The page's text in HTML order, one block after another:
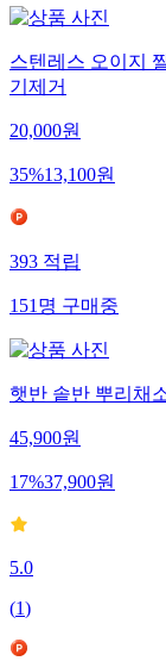
스텐레스 오이지
기제거
20,000원
35%13,100원
393적립
151명구매중
햇반 솥반 뿌리채
45,900원
17%37,900원
5.0
(1)